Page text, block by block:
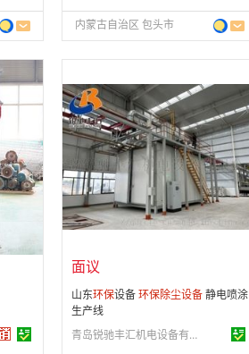
内蒙古自治区 包头市
面议
会员注册：第 3 年
经营模式： 生产制造
成立日期：
2018-07-31
供应产品：50 条
面议
山东环保设备环保除尘设备静电喷涂
生产线
青岛锐驰丰汇机电设备有限公司